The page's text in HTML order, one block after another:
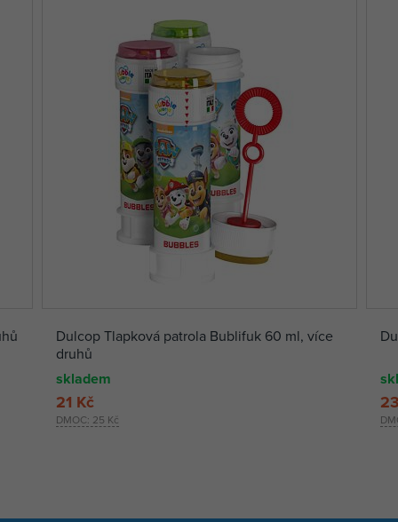
Dulcop Tlapková patrola Bublifuk 60 ml, více
druhů
skladem
DMOC: 25 Kč
21 Kč